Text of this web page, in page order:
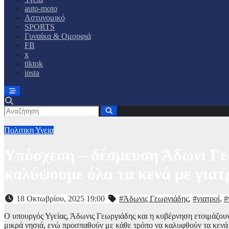
auto-moto
Αστυνομικό
SPORTS
Γυναίκα & Ομορφιά
FB
x
tiktok
insta
ΠολιτικηΥγεια
18 Οκτωβρίου, 2025 19:00 #Άδωνις Γεωργιάδης, #γιατροί,
Ο υπουργός Υγείας, Άδωνις Γεωργιάδης και η κυβέρνηση
μικρά νησιά, ενώ προσπαθούν με κάθε τρόπο να καλυφθούν τα